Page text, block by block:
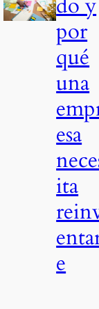
por
qué
una
esa
ita
e